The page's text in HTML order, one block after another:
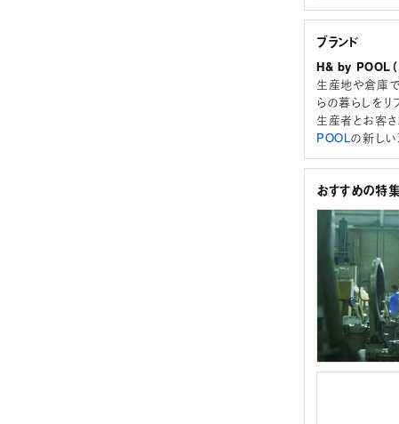
ブランド
H& by POOL（
生産地や倉庫で
らの暮らしをリ
生産者とお客さ
POOLの新しい
おすすめの特